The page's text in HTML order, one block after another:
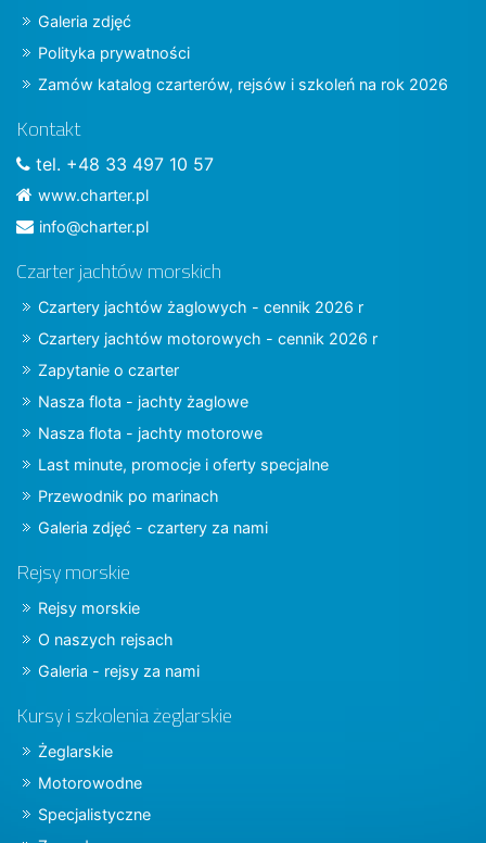
Galeria zdjęć
Polityka prywatności
Zamów katalog czarterów, rejsów i szkoleń na rok 2026
Kontakt
tel. +48 33 497 10 57
www.charter.pl
info@charter.pl
Czarter jachtów morskich
Czartery jachtów żaglowych - cennik 2026 r
Czartery jachtów motorowych - cennik 2026 r
Zapytanie o czarter
Nasza flota - jachty żaglowe
Nasza flota - jachty motorowe
Last minute, promocje i oferty specjalne
Przewodnik po marinach
Galeria zdjęć - czartery za nami
Rejsy morskie
Rejsy morskie
O naszych rejsach
Galeria - rejsy za nami
Kursy i szkolenia żeglarskie
Żeglarskie
Motorowodne
Specjalistyczne